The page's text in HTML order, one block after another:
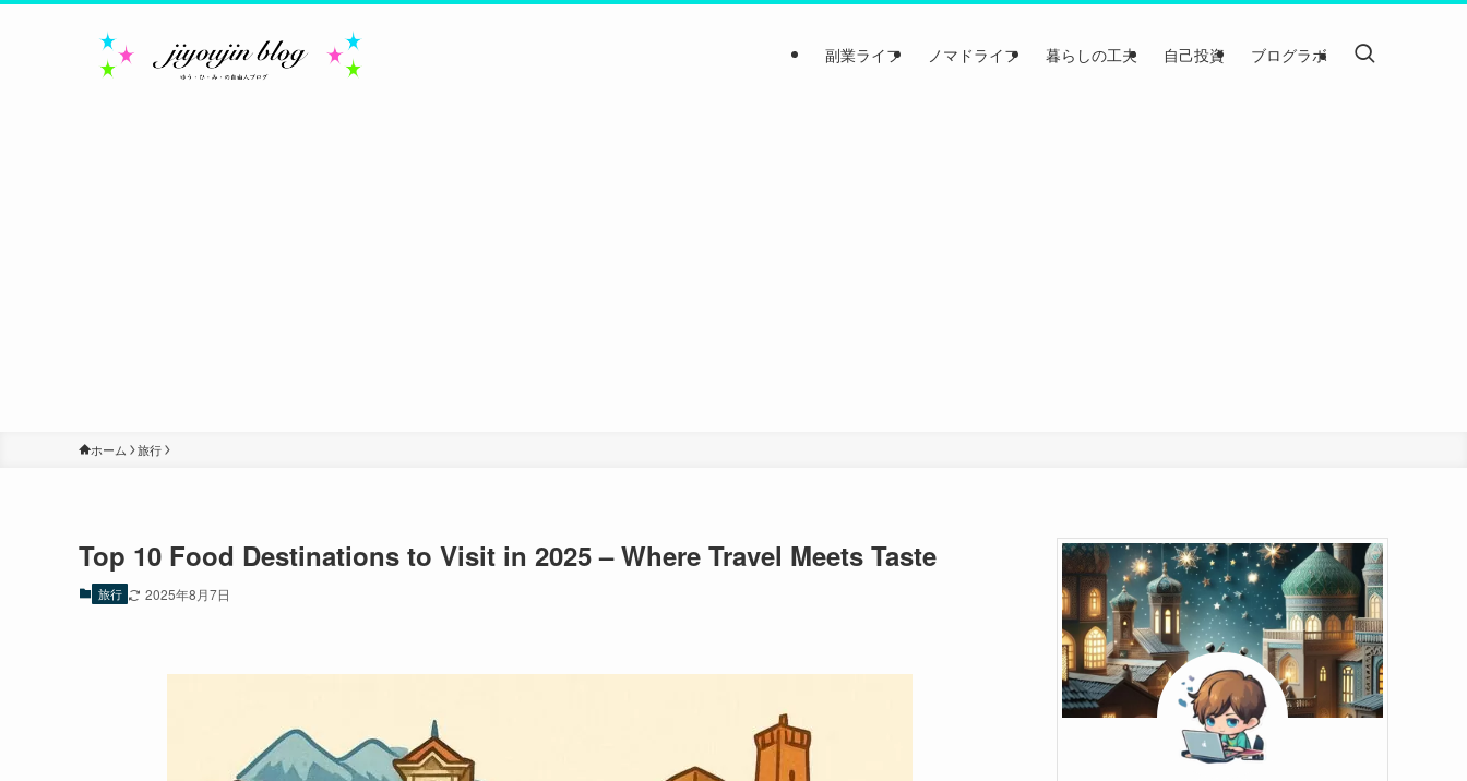
副業ライフ ノマドライフ 暮らしの工夫 自己投資 ブログラボ
ホーム 旅行
Top 10 Food Destinations to Visit in 2025 – Where Travel Meets Taste
旅行 2025年8月7日